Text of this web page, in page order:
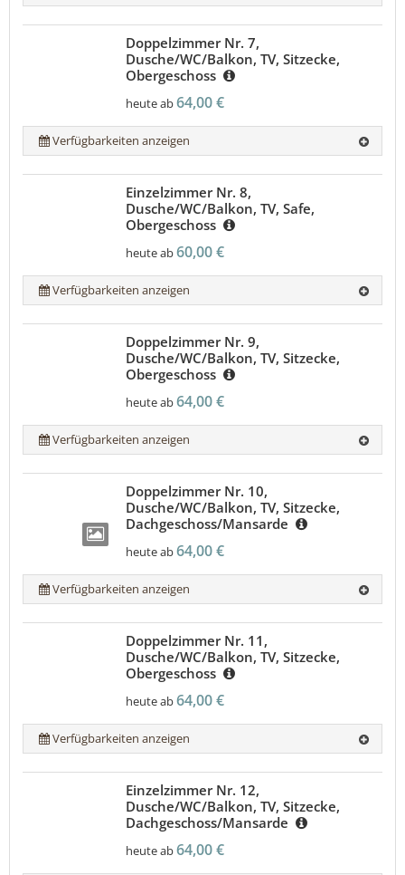
Doppelzimmer Nr. 7,
Dusche/WC/Balkon, TV, Sitzecke,
Obergeschoss
heute ab64,00 €
Verfügbarkeiten anzeigen
Einzelzimmer Nr. 8,
Dusche/WC/Balkon, TV, Safe,
Obergeschoss
heute ab60,00 €
Verfügbarkeiten anzeigen
Doppelzimmer Nr. 9,
Dusche/WC/Balkon, TV, Sitzecke,
Obergeschoss
heute ab64,00 €
Verfügbarkeiten anzeigen
Doppelzimmer Nr. 10,
Dusche/WC/Balkon, TV, Sitzecke,
Dachgeschoss/Mansarde
heute ab64,00 €
Verfügbarkeiten anzeigen
Doppelzimmer Nr. 11,
Dusche/WC/Balkon, TV, Sitzecke,
Obergeschoss
heute ab64,00 €
Verfügbarkeiten anzeigen
Einzelzimmer Nr. 12,
Dusche/WC/Balkon, TV, Sitzecke,
Dachgeschoss/Mansarde
heute ab64,00 €